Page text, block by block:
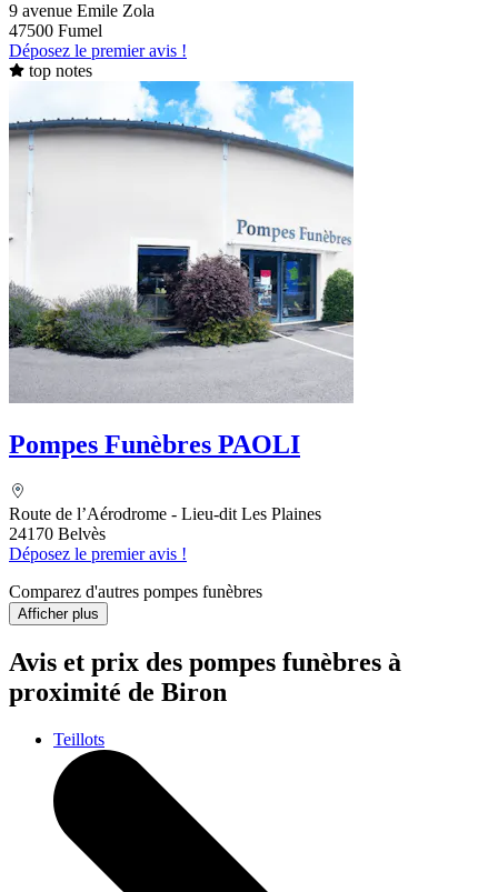
9 avenue Emile Zola
47500 Fumel
Déposez le premier avis !
top notes
Pompes Funèbres PAOLI
Route de l’Aérodrome - Lieu-dit Les Plaines
24170 Belvès
Déposez le premier avis !
Comparez d'autres pompes funèbres
Afficher plus
Avis et prix des pompes funèbres à
proximité de Biron
Teillots